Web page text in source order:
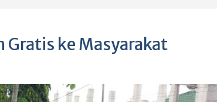
Gratis ke Masyarakat